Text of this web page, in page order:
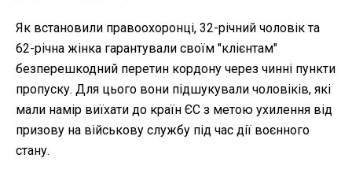
Як встановили правоохоронці, 32-річний чоловік та
62-річна жінка гарантували своїм "клієнтам"
безперешкодний перетин кордону через чинні пункти
пропуску. Для цього вони підшукували чоловіків, які
мали намір виїхати до країн ЄС з метою ухилення від
призову на військову службу під час дії воєнного
стану.